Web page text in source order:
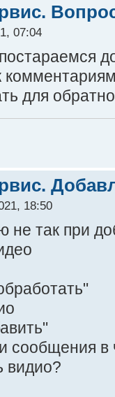
07:04
для
18:50
не так при
сообщения
видио?